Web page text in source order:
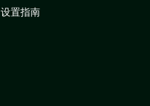
设置指南